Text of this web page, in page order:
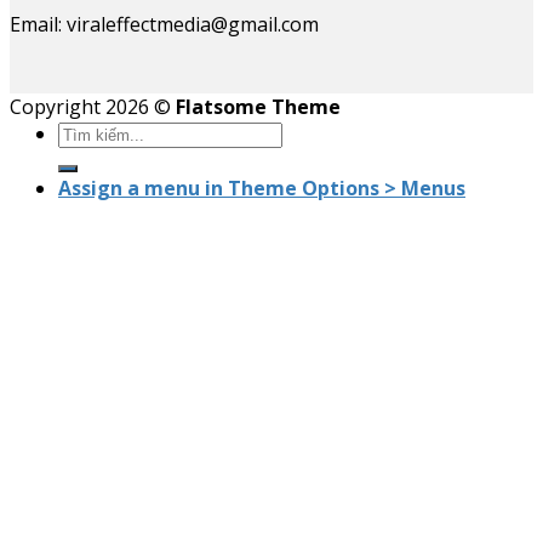
Email: viraleffectmedia@gmail.com
Copyright 2026 © Flatsome Theme
Assign a menu in Theme Options > Menus